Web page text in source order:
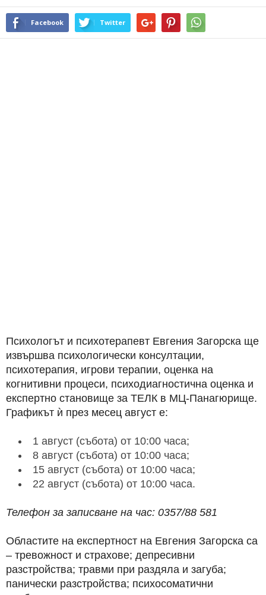
Facebook Twitter
Психологът и психотерапевт Евгения Загорска ще
извършва психологически консултации,
психотерапия, игрови терапии, оценка на
когнитивни процеси, психодиагностична оценка и
експертно становище за ТЕЛК в МЦ-Панагюрище.
Графикът ѝ през месец август е:
1 август (събота) от 10:00 часа;
8 август (събота) от 10:00 часа;
15 август (събота) от 10:00 часа;
22 август (събота) от 10:00 часа.
Телефон за записване на час: 0357/88 581
Областите на експертност на Евгения Загорска са
– тревожност и страхове; депресивни
разстройства; травми при раздяла и загуба;
панически разстройства; психосоматични